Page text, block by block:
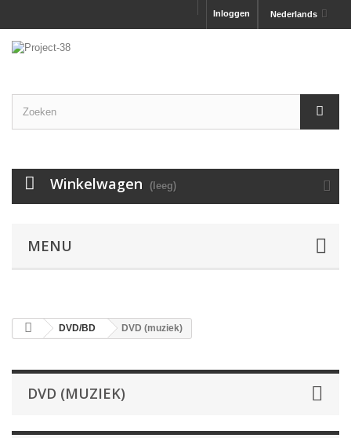
Nederlands
Inloggen
Winkelwagen (leeg)
MENU
DVD/BD DVD (muziek)
DVD (MUZIEK)